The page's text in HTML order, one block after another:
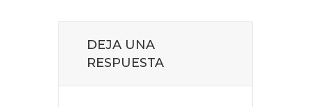
DEJA UNA
RESPUESTA